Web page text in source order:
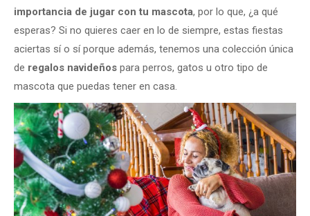
importancia de jugar con tu mascota, por lo que, ¿a qué
esperas? Si no quieres caer en lo de siempre, estas fiestas
aciertas sí o sí porque además, tenemos una colección única
de regalos navideños para perros, gatos u otro tipo de
mascota que puedas tener en casa.